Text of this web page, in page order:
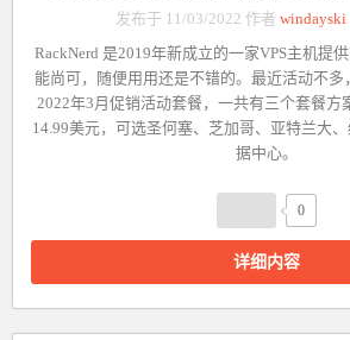
发布于 11/03/2022 作者 windayski
RackNerd 是2019年新成立的一家VPS主机提
能尚可，随便用用还是不错的。最近活动不
2022年3月促销活动套餐，一共有三个套餐方
14.99美元，可选圣何塞、芝加哥、亚特兰大
据中心。
0
详细内容